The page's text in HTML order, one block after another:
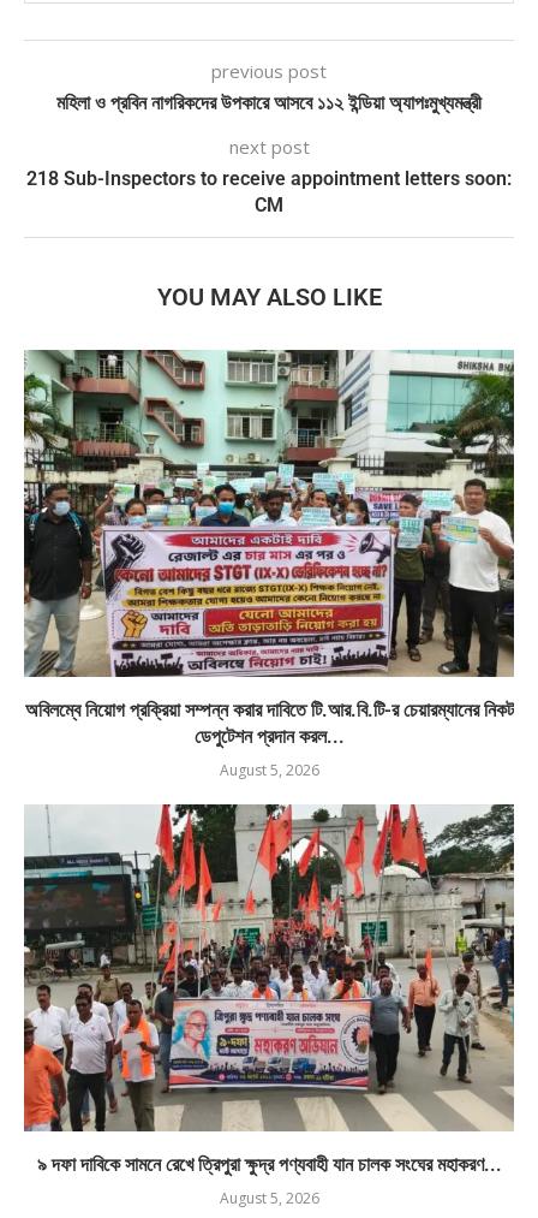
previous post
মহিলা ও প্রবিন নাগরিকদের উপকারে আসবে ১১২ ইন্ডিয়া অ্যাপঃমুখ্যমন্ত্রী
next post
218 Sub-Inspectors to receive appointment letters soon:
CM
YOU MAY ALSO LIKE
অবিলম্বে নিয়োগ প্রক্রিয়া সম্পন্ন করার দাবিতে টি.আর.বি.টি-র চেয়ারম্যানের নিকট
ডেপুটেশন প্রদান করল...
August 5, 2026
৯ দফা দাবিকে সামনে রেখে ত্রিপুরা ক্ষুদ্র পণ্যবাহী যান চালক সংঘের মহাকরণ...
August 5, 2026